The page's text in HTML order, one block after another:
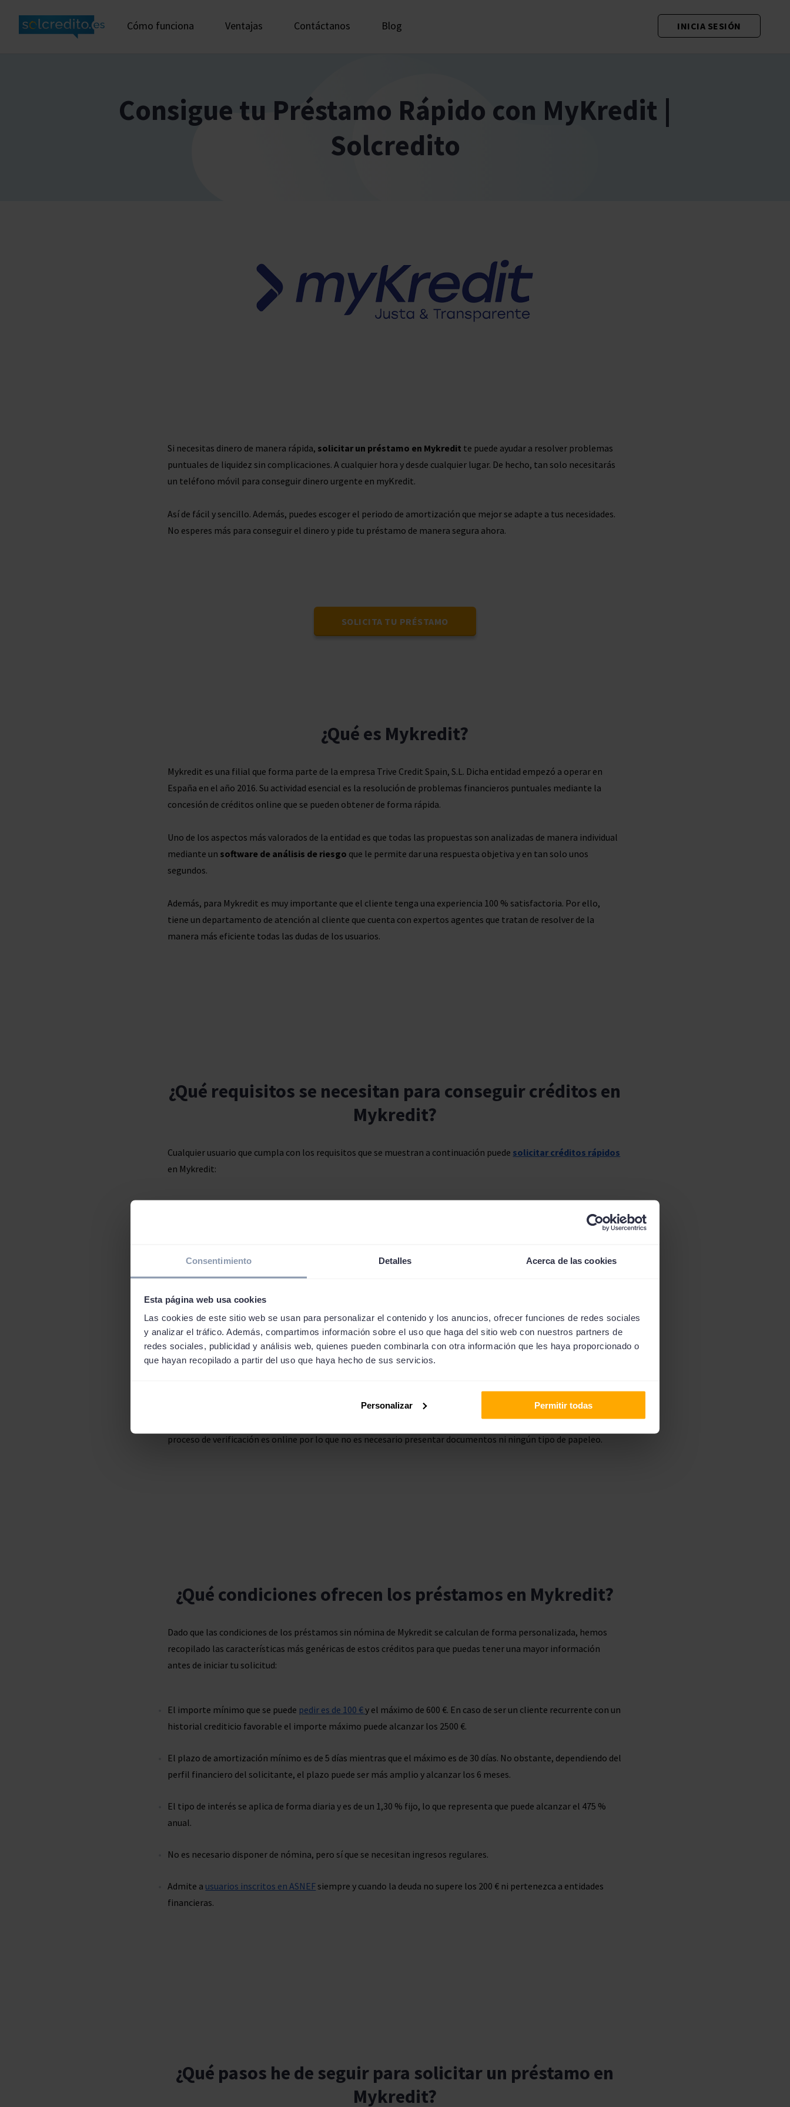
Consentimiento Detalles Acerca de las cookies
Esta página web usa cookies
Las cookies de este sitio web se usan para personalizar el contenido y los anuncios, ofrecer funciones de redes sociales
y analizar el tráfico. Además, compartimos información sobre el uso que haga del sitio web con nuestros partners de
redes sociales, publicidad y análisis web, quienes pueden combinarla con otra información que les haya proporcionado o
que hayan recopilado a partir del uso que haya hecho de sus servicios.
Personalizar Permitir todas
Cómo funciona Ventajas Contáctanos Blog INICIA SESIÓN
Consigue tu Préstamo Rápido con MyKredit |
Solcredito
Si necesitas dinero de manera rápida, solicitar un préstamo en Mykredit te puede ayudar a resolver problemas
puntuales de liquidez sin complicaciones. A cualquier hora y desde cualquier lugar. De hecho, tan solo necesitarás
un teléfono móvil para conseguir dinero urgente en myKredit.
Así de fácil y sencillo. Además, puedes escoger el periodo de amortización que mejor se adapte a tus necesidades.
No esperes más para conseguir el dinero y pide tu préstamo de manera segura ahora.
SOLICITA TU PRÉSTAMO
Mykredit es una filial que forma parte de la empresa Trive Credit Spain, S.L. Dicha entidad empezó a operar en
España en el año 2016. Su actividad esencial es la resolución de problemas financieros puntuales mediante la
concesión de créditos online que se pueden obtener de forma rápida.
Uno de los aspectos más valorados de la entidad es que todas las propuestas son analizadas de manera individual
mediante un software de análisis de riesgo que le permite dar una respuesta objetiva y en tan solo unos
segundos.
Además, para Mykredit es muy importante que el cliente tenga una experiencia 100 % satisfactoria. Por ello,
tiene un departamento de atención al cliente que cuenta con expertos agentes que tratan de resolver de la
manera más eficiente todas las dudas de los usuarios.
¿Qué es Mykredit?
Cualquier usuario que cumpla con los requisitos que se muestran a continuación puede solicitar créditos rápidos
en Mykredit:
necesario que tengas DNI o NIE que sea válido.
Tener la titularidad de una cuenta bancaria
tarjeta de débito o crédito vinculada.
Disponer de un número de teléfono móvil. Para validar la solicitud de tu préstamo se enviarán una serie de
Como puedes ver, los requisitos para conseguir un préstamo en Mykredit son muy básicos. Además, todo el
proceso de verificación es online por lo que no es necesario presentar documentos ni ningún tipo de papeleo.
¿Qué requisitos se necesitan para conseguir créditos en
Mykredit?
Dado que las condiciones de los préstamos sin nómina de Mykredit se calculan de forma personalizada, hemos
recopilado las características más genéricas de estos créditos para que puedas tener una mayor información
antes de iniciar tu solicitud:
El importe mínimo que se puede pedir es de 100 €y el máximo de 600 €. En caso de ser un cliente recurrente con un
historial crediticio favorable el importe máximo puede alcanzar los 2500 €.
El plazo de amortización mínimo es de 5 días mientras que el máximo es de 30 días. No obstante, dependiendo del
perfil financiero del solicitante, el plazo puede ser más amplio y alcanzar los 6 meses.
El tipo de interés se aplica de forma diaria y es de un 1,30 % fijo, lo que representa que puede alcanzar el 475 %
anual.
No es necesario disponer de nómina, pero sí que se necesitan ingresos regulares.
Admite a usuarios inscritos en ASNEFsiempre y cuando la deuda no supere los 200 € ni pertenezca a entidades
financieras.
¿Qué condiciones ofrecen los préstamos en Mykredit?
¿Qué pasos he de seguir para solicitar un préstamo en
Mykredit?